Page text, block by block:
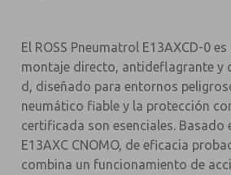
El ROSS Pneumatrol E13AXCD-0
montaje directo, antideflagrante y
d, diseñado para entornos
neumático fiable y la protección
certificada son esenciales. Basado
E13AXC CNOMO, de eficacia
combina un funcionamiento de